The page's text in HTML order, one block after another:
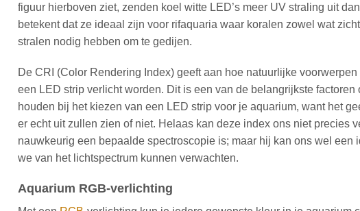
figuur hierboven ziet, zenden koel witte LED’s meer UV straling uit
betekent dat ze ideaal zijn voor rifaquaria waar koralen zowel wat
stralen nodig hebben om te gedijen.
De CRI (Color Rendering Index) geeft aan hoe natuurlijke
een LED strip verlicht worden. Dit is een van de belangrijkste factoren
houden bij het kiezen van een LED strip voor je aquarium, want het
er echt uit zullen zien of niet. Helaas kan deze index ons niet precies
nauwkeurig een bepaalde spectroscopie is; maar hij kan ons wel een
we van het lichtspectrum kunnen verwachten.
Aquarium RGB-verlichting